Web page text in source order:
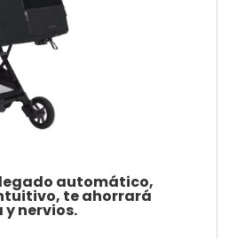
automático,
te ahorrará
nervios.